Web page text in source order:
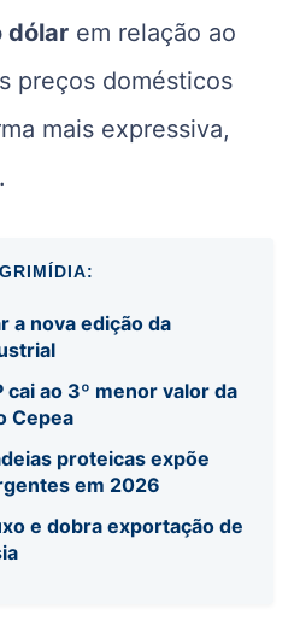
dólar em relação ao
preços domésticos
mais expressiva,
a nova edição da
cai ao 3º menor valor da
Cepea
proteicas expõe
em 2026
e dobra exportação de